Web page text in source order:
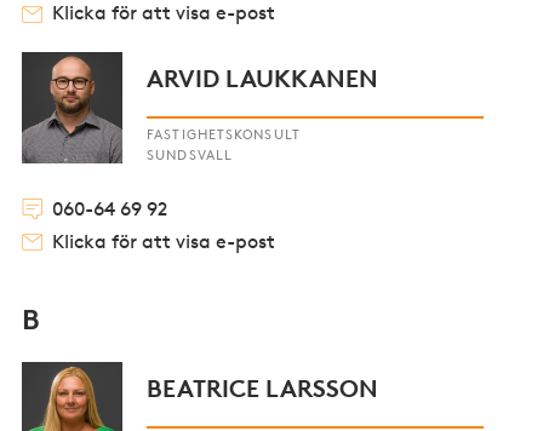
Klicka för att visa e-post
ARVID LAUKKANEN
FASTIGHETSKONSULT
SUNDSVALL
060-64 69 92
Klicka för att visa e-post
B
BEATRICE LARSSON